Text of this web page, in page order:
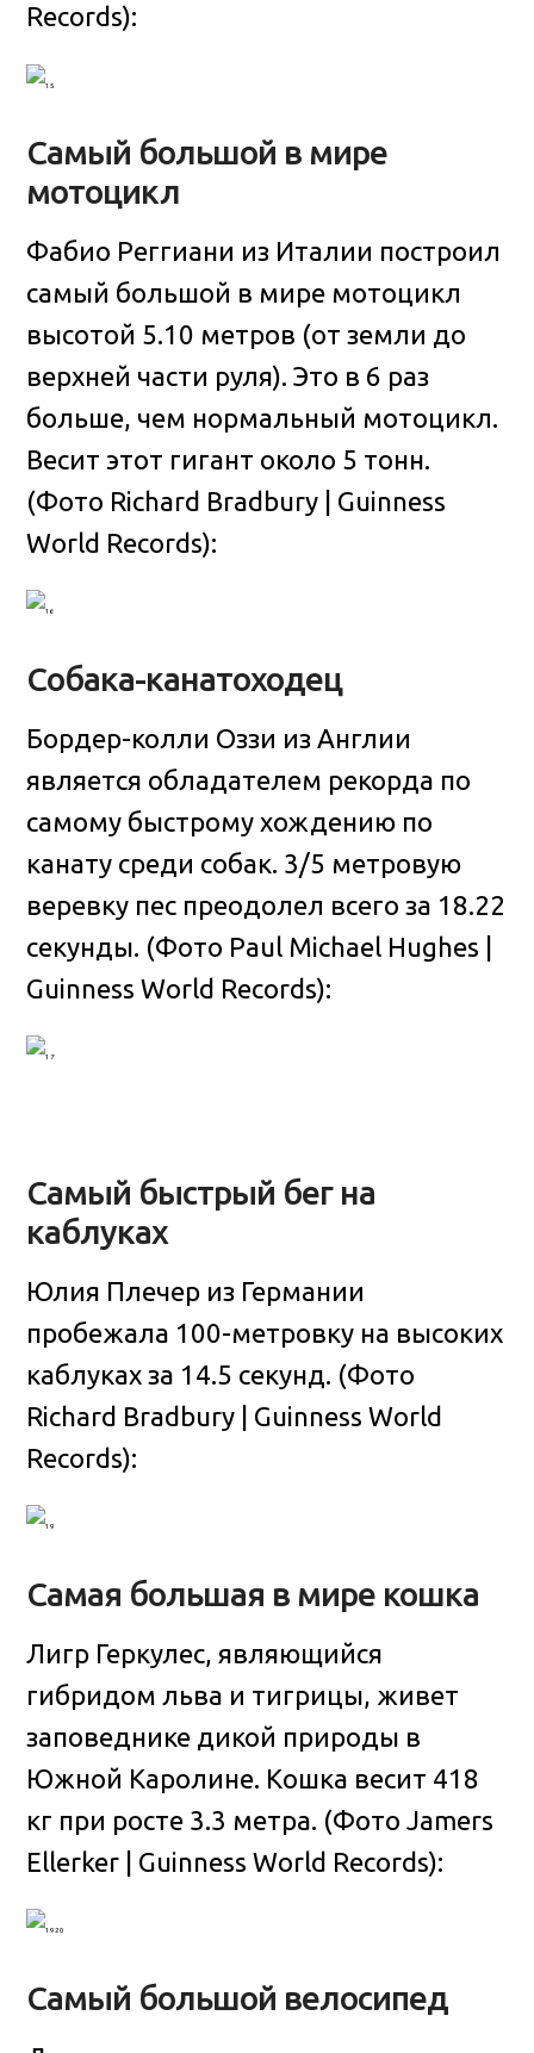
Records):
Самый большой в мире
мотоцикл
Фабио Реггиани из Италии построил
самый большой в мире мотоцикл
высотой 5.10 метров (от земли до
верхней части руля). Это в 6 раз
больше, чем нормальный мотоцикл.
Весит этот гигант около 5 тонн.
(Фото Richard Bradbury | Guinness
World Records):
Собака-канатоходец
Бордер-колли Оззи из Англии
является обладателем рекорда по
самому быстрому хождению по
канату среди собак. 3/5 метровую
веревку пес преодолел всего за 18.22
секунды. (Фото Paul Michael Hughes |
Guinness World Records):
Самый быстрый бег на
каблуках
Юлия Плечер из Германии
пробежала 100-метровку на высоких
каблуках за 14.5 секунд. (Фото
Richard Bradbury | Guinness World
Records):
Самая большая в мире кошка
Лигр Геркулес, являющийся
гибридом льва и тигрицы, живет
заповеднике дикой природы в
Южной Каролине. Кошка весит 418
кг при росте 3.3 метра. (Фото Jamers
Ellerker | Guinness World Records):
Самый большой велосипед